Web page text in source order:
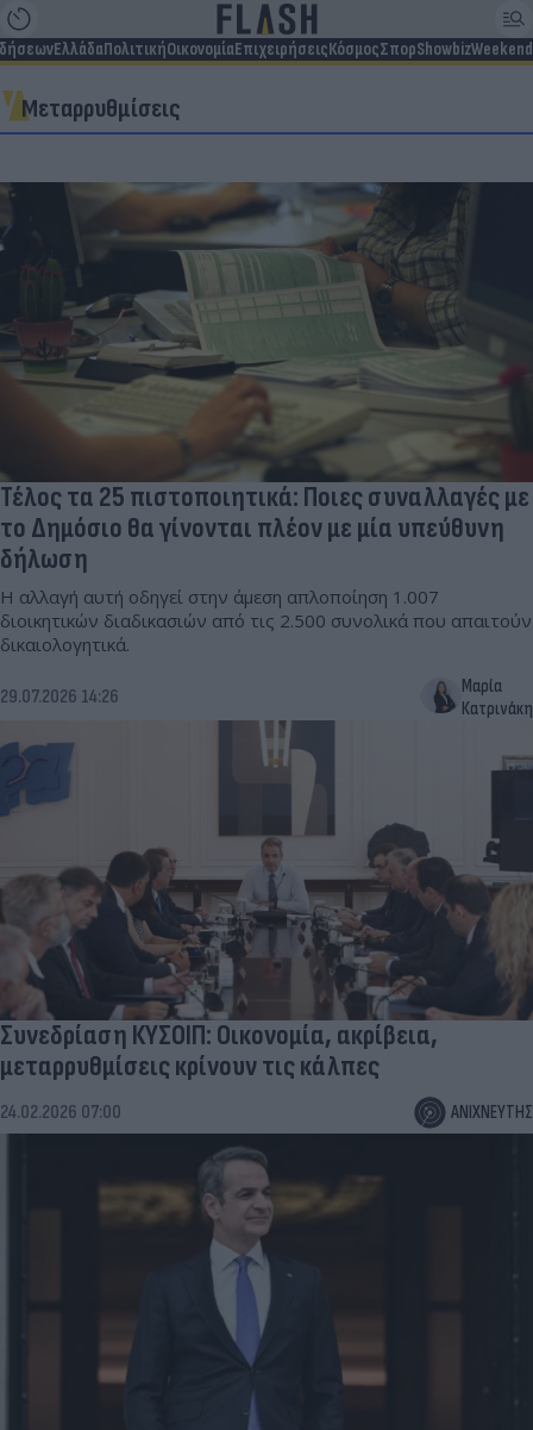
ΕλλάδαΠολιτικήΟικονομίαΕπιχειρήσειςΚόσμοςΣπορShowbizWeekend
Μεταρρυθμίσεις
Τέλος τα 25 πιστοποιητικά: Ποιες συναλλαγές με
το Δημόσιο θα γίνονται πλέον με μία υπεύθυνη
δήλωση
Η αλλαγή αυτή οδηγεί στην άμεση απλοποίηση 1.007
διοικητικών διαδικασιών από τις 2.500 συνολικά που απαιτούν
δικαιολογητικά.
29.07.2026 14:26
Μαρία
Κατρινάκη
Συνεδρίαση ΚΥΣΟΙΠ: Οικονομία, ακρίβεια,
μεταρρυθμίσεις κρίνουν τις κάλπες
24.02.2026 07:00 ΑΝΙΧΝΕΥΤΗΣ